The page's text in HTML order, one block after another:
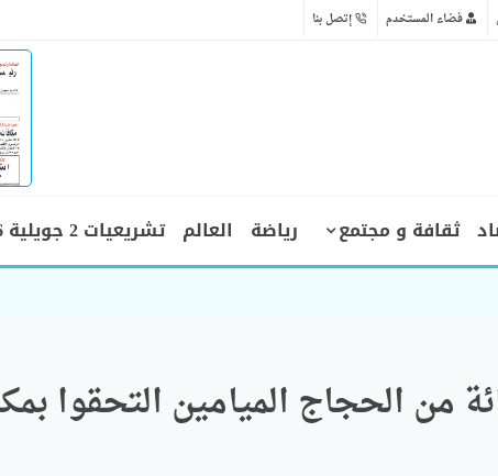
فضاء المستخدم إتصل بنا
ثقافة و مجتمع رياضة العالم تشريعيات 2 جويلية 2026
الحب
أزيد من 80 بالمائة من الحجاج الميامين التحقوا